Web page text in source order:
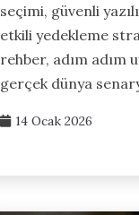
seçimi, güvenli
etkili yedekleme
rehber, adım adım
gerçek dünya
14 Ocak 2026